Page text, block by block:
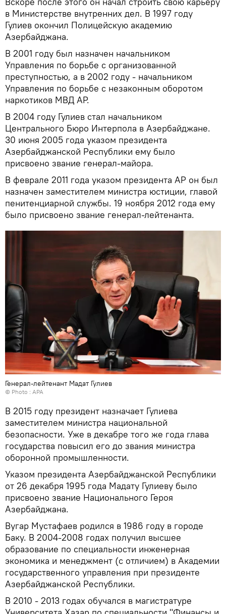
в Министерстве внутренних дел. В 1997 году
Гулиев окончил Полицейскую академию
Азербайджана.
В 2001 году был назначен начальником
Управления по борьбе с организованной
преступностью, а в 2002 году - начальником
Управления по борьбе с незаконным оборотом
наркотиков МВД АР.
В 2004 году Гулиев стал начальником
Центрального Бюро Интерпола в Азербайджане.
30 июня 2005 года указом президента
Азербайджанской Республики ему было
присвоено звание генерал-майора.
В феврале 2011 года указом президента АР он был
назначен заместителем министра юстиции, главой
пенитенциарной службы. 19 ноября 2012 года ему
было присвоено звание генерал-лейтенанта.
Генерал-лейтенант Мадат Гулиев
© Photo : APA
В 2015 году президент назначает Гулиева
заместителем министра национальной
безопасности. Уже в декабре того же года глава
государства повысил его до звания министра
оборонной промышленности.
Указом президента Азербайджанской Республики
от 26 декабря 1995 года Мадату Гулиеву было
присвоено звание Национального Героя
Азербайджана.
Вугар Мустафаев родился в 1986 году в городе
Баку. В 2004-2008 годах получил высшее
образование по специальности инженерная
экономика и менеджмент (с отличием) в Академии
государственного управления при президенте
Азербайджанской Республики.
В 2010 - 2013 годах обучался в магистратуре